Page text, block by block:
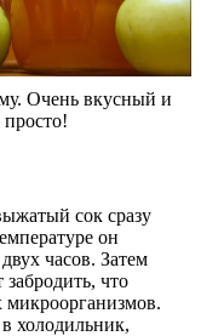
Очень вкусный и
сок сразу
он
часов. Затем
что
микроорганизмов.
холодильник,